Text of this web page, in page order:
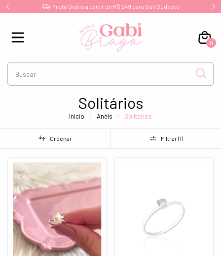
Joias de Prata 925 Legítima!
0
Solitários
Início Anéis Solitários
Ordenar Filtrar (1)